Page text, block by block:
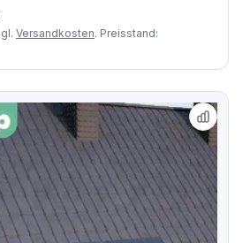
Versandkosten. Preisstand: